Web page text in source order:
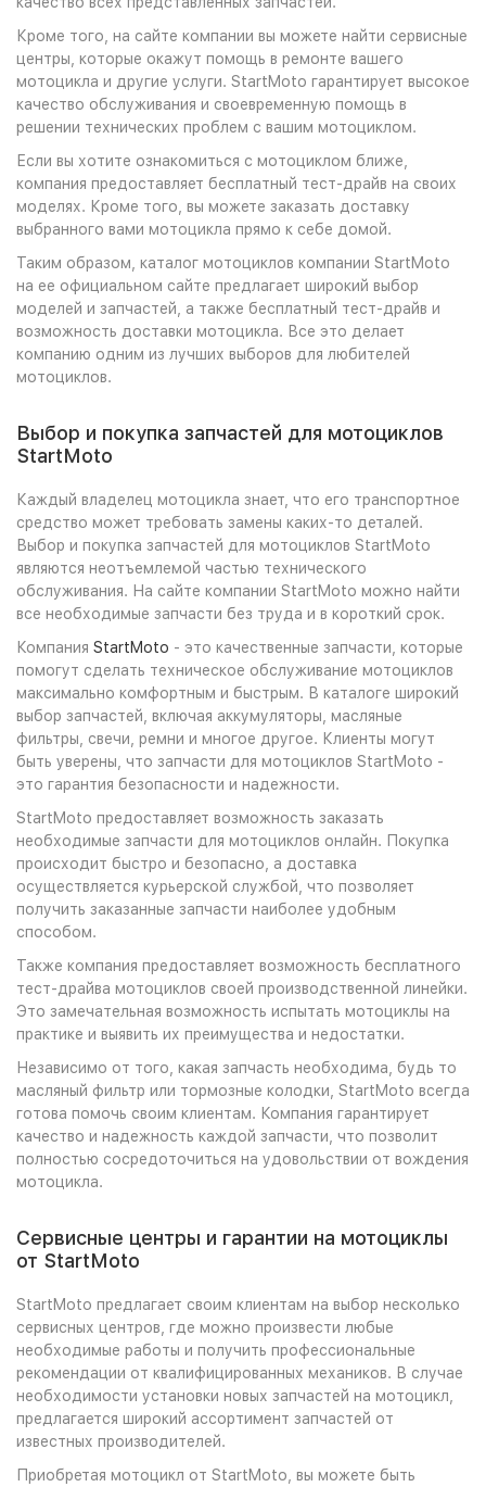
Кроме того, на сайте компании вы можете найти сервисные
центры, которые окажут помощь в ремонте вашего
мотоцикла и другие услуги. StartMoto гарантирует высокое
качество обслуживания и своевременную помощь в
решении технических проблем с вашим мотоциклом.
Если вы хотите ознакомиться с мотоциклом ближе,
компания предоставляет бесплатный тест-драйв на своих
моделях. Кроме того, вы можете заказать доставку
выбранного вами мотоцикла прямо к себе домой.
Таким образом, каталог мотоциклов компании StartMoto
на ее официальном сайте предлагает широкий выбор
моделей и запчастей, а также бесплатный тест-драйв и
возможность доставки мотоцикла. Все это делает
компанию одним из лучших выборов для любителей
мотоциклов.
Выбор и покупка запчастей для мотоциклов
StartMoto
Каждый владелец мотоцикла знает, что его транспортное
средство может требовать замены каких-то деталей.
Выбор и покупка запчастей для мотоциклов StartMoto
являются неотъемлемой частью технического
обслуживания. На сайте компании StartMoto можно найти
все необходимые запчасти без труда и в короткий срок.
Компания StartMoto - это качественные запчасти, которые
помогут сделать техническое обслуживание мотоциклов
максимально комфортным и быстрым. В каталоге широкий
выбор запчастей, включая аккумуляторы, масляные
фильтры, свечи, ремни и многое другое. Клиенты могут
быть уверены, что запчасти для мотоциклов StartMoto -
это гарантия безопасности и надежности.
StartMoto предоставляет возможность заказать
необходимые запчасти для мотоциклов онлайн. Покупка
происходит быстро и безопасно, а доставка
осуществляется курьерской службой, что позволяет
получить заказанные запчасти наиболее удобным
способом.
Также компания предоставляет возможность бесплатного
тест-драйва мотоциклов своей производственной линейки.
Это замечательная возможность испытать мотоциклы на
практике и выявить их преимущества и недостатки.
Независимо от того, какая запчасть необходима, будь то
масляный фильтр или тормозные колодки, StartMoto всегда
готова помочь своим клиентам. Компания гарантирует
качество и надежность каждой запчасти, что позволит
полностью сосредоточиться на удовольствии от вождения
мотоцикла.
Сервисные центры и гарантии на мотоциклы
от StartMoto
StartMoto предлагает своим клиентам на выбор несколько
сервисных центров, где можно произвести любые
необходимые работы и получить профессиональные
рекомендации от квалифицированных механиков. В случае
необходимости установки новых запчастей на мотоцикл,
предлагается широкий ассортимент запчастей от
известных производителей.
Приобретая мотоцикл от StartMoto, вы можете быть